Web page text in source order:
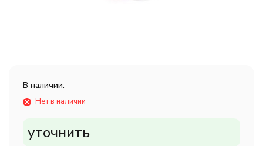
В наличии:
Нет в наличии
уточнить